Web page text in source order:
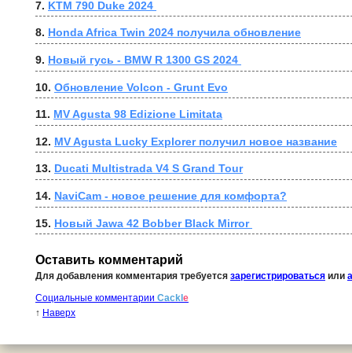
7. KTM 790 Duke 2024
8. Honda Africa Twin 2024 получила обновление
9. Новый гусь - BMW R 1300 GS 2024
10. Обновление Volcon - Grunt Evo
11. MV Agusta 98 Edizione Limitata
12. MV Agusta Lucky Explorer получил новое название
13. Ducati Multistrada V4 S Grand Tour
14. NaviCam - новое решение для комфорта?
15. Новый Jawa 42 Bobber Black Mirror
Оставить комментарий
Для добавления комментария требуется зарегистрироваться или
Социальные комментарии Cackl e
↑ Наверх